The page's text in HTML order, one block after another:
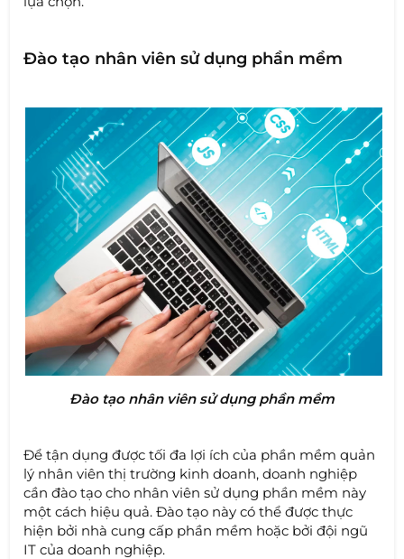
Đào tạo nhân viên sử dụng phần mềm
Đào tạo nhân viên sử dụng phần mềm
Để tận dụng được tối đa lợi ích của phần mềm quản
lý nhân viên thị trường kinh doanh, doanh nghiệp
cần đào tạo cho nhân viên sử dụng phần mềm này
một cách hiệu quả. Đào tạo này có thể được thực
hiện bởi nhà cung cấp phần mềm hoặc bởi đội ngũ
IT của doanh nghiệp.